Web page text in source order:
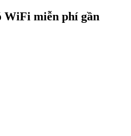
WiFi miễn phí gần